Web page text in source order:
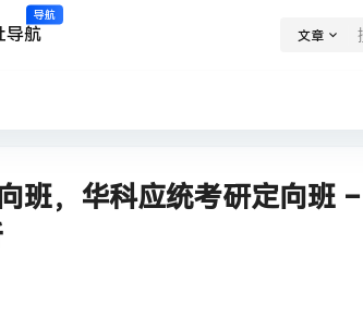
导航
导航
文章
班，华科应统考研定向班